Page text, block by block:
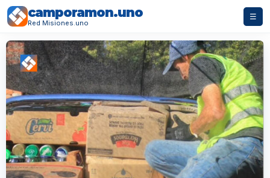
camporamon.uno
Red Misiones.uno
☰